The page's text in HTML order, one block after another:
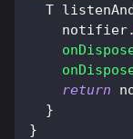
T
    notifier
.
return
}
}